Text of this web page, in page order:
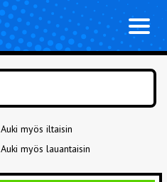
Auki myös iltaisin
Auki myös lauantaisin